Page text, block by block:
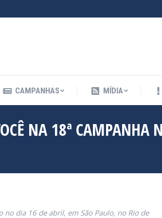
CAMPANHAS MÍDIA
NA 18ª CAMPANHA
no dia 16 de abril, em São Paulo, no Rio de
CAMPANHAS MÍDIA